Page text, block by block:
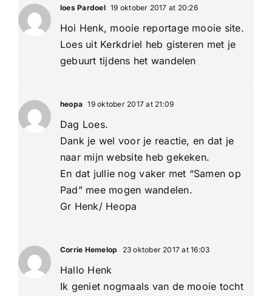
loes Pardoel 19 oktober 2017 at 20:26
Hoi Henk, mooie reportage mooie site.
Loes uit Kerkdriel heb gisteren met je
gebuurt tijdens het wandelen
heopa 19 oktober 2017 at 21:09
Dag Loes.
Dank je wel voor je reactie, en dat je
naar mijn website heb gekeken.
En dat jullie nog vaker met “Samen op
Pad” mee mogen wandelen.
Gr Henk/ Heopa
Corrie Hemelop 23 oktober 2017 at 16:03
Hallo Henk
Ik geniet nogmaals van de mooie tocht